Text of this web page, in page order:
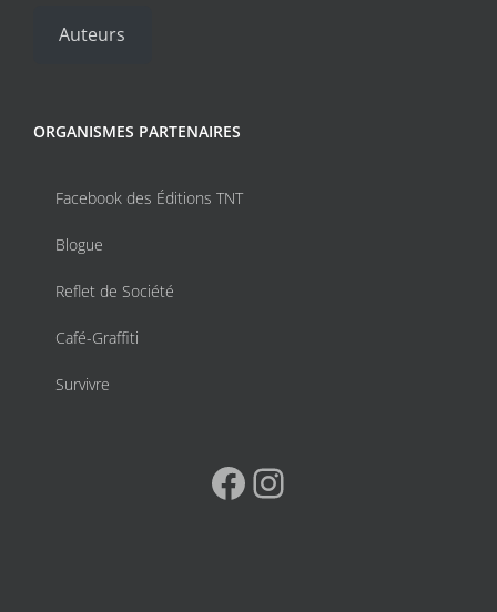
Auteurs
ORGANISMES PARTENAIRES
Facebook des Éditions TNT
Blogue
Reflet de Société
Café-Graffiti
Survivre
Facebook